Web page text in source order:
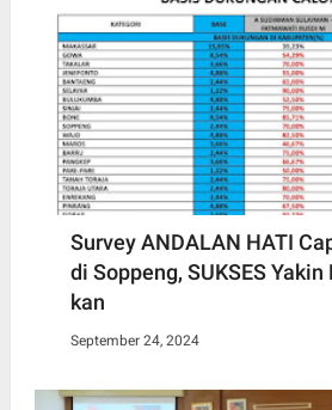
Survey ANDALAN HATI
di Soppeng, SUKSES
kan
September 24, 2024